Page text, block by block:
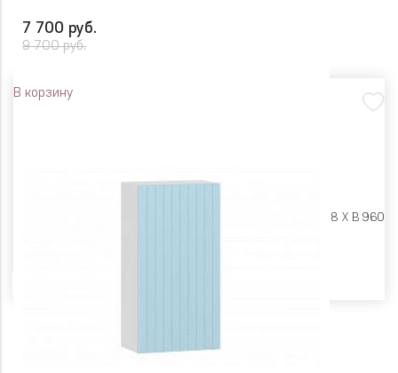
7 700 руб.
9 700 руб.
В корзину
Ш 600 X Г 318 X В 960